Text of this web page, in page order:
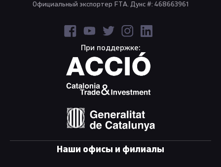
Официальный экспортер FTA. Дунс #: 468663961
При поддержке:
Наши офисы и филиалы